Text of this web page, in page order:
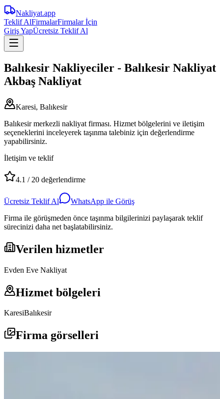
Nakliyat.app
Teklif AlFirmalarFirmalar İçin
Giriş YapÜcretsiz Teklif Al
Balıkesir Nakliyeciler - Balıkesir Nakliyat
Akbaş Nakliyat
Karesi, Balıkesir
Balıkesir merkezli nakliyat firması. Hizmet bölgelerini ve iletişim
seçeneklerini inceleyerek taşınma talebiniz için değerlendirme
yapabilirsiniz.
İletişim ve teklif
4.1 / 20 değerlendirme
Ücretsiz Teklif Al
WhatsApp ile Görüş
Firma ile görüşmeden önce taşınma bilgilerinizi paylaşarak teklif
sürecinizi daha net başlatabilirsiniz.
Verilen hizmetler
Evden Eve Nakliyat
Hizmet bölgeleri
KaresiBalıkesir
Firma görselleri